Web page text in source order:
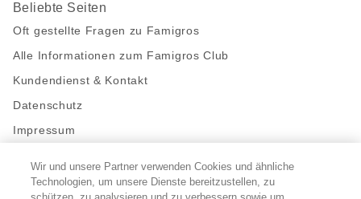
Beliebte Seiten
Oft gestellte Fragen zu Famigros
Alle Informationen zum Famigros Club
Kundendienst & Kontakt
Datenschutz
Impressum
Bleibe mit uns in Kontakt
Wir und unsere Partner verwenden Cookies und ähnliche
Technologien, um unsere Dienste bereitzustellen, zu